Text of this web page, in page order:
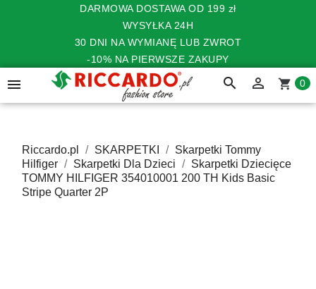
DARMOWA DOSTAWA OD 199 zł
WYSYŁKA 24H
30 DNI NA WYMIANĘ LUB ZWROT
-10% NA PIERWSZE ZAKUPY
 search  shopping_cart 0
Riccardo.pl SKARPETKI
Skarpetki Tommy
Hilfiger
Skarpetki Dla Dzieci
Skarpetki Dziecięce
TOMMY HILFIGER 354010001 200 TH Kids Basic
Stripe Quarter 2P